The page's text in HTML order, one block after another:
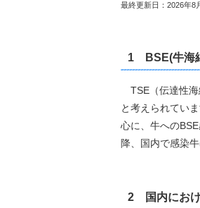
最終更新日： 2026年8
1 BSE(牛海
TSE（伝達性海
と考えられてい
心に、牛への
降、国内で感染
2 国内にお